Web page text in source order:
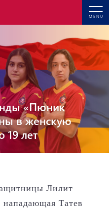
MENU
«Пюник
в женскую
лет
Лилит
Татев